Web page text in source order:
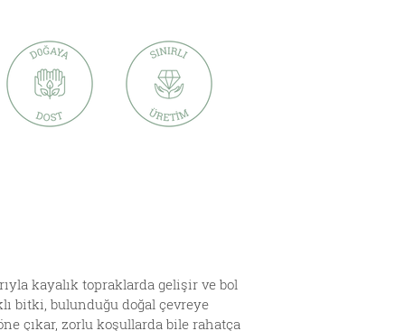
kayalık topraklarda gelişir ve bol
bitki, bulunduğu doğal çevreye
çıkar, zorlu koşullarda bile rahatça